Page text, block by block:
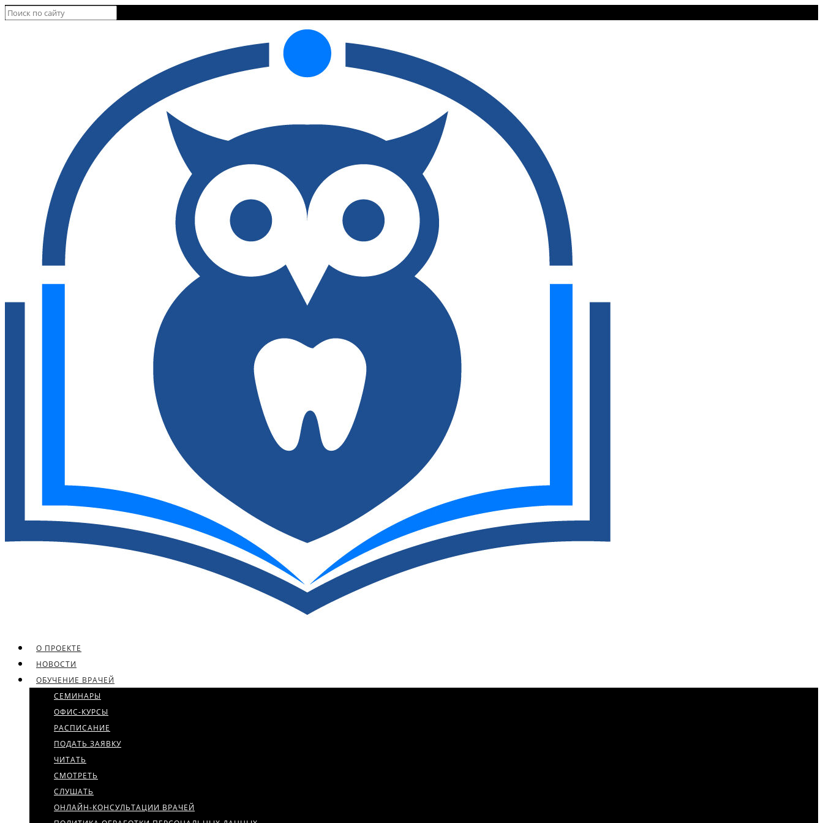
О ПРОЕКТЕ
НОВОСТИ
ОБУЧЕНИЕ ВРАЧЕЙ
СЕМИНАРЫ
ОФИС-КУРСЫ
РАСПИСАНИЕ
ПОДАТЬ ЗАЯВКУ
ЧИТАТЬ
СМОТРЕТЬ
СЛУШАТЬ
ОНЛАЙН-КОНСУЛЬТАЦИИ ВРАЧЕЙ